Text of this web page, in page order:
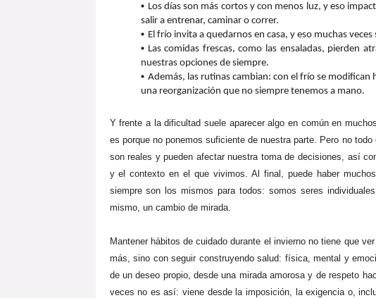
Los días son más cortos y con menos luz, y eso
salir a entrenar, caminar o correr.
El frío invita a quedarnos en casa, y eso muchas
Las comidas frescas, como las ensaladas, pierden
nuestras opciones de siempre.
Además, las rutinas cambian: con el frío se
una reorganización que no siempre tenemos a mano.
Y frente a la dificultad suele aparecer algo en común en
es porque no ponemos suficiente de nuestra parte. Pero no
son reales y pueden afectar nuestra toma de decisiones, así
y el contexto en el que vivimos. Al final, puede haber
siempre son los mismos para todos: somos seres
mismo, un cambio de mirada.
Mantener hábitos de cuidado durante el invierno no tiene que
más, sino con seguir construyendo salud: física, mental y
de un deseo propio, desde una mirada amorosa y de respeto
veces no es así: viene desde la imposición, la exigencia o,